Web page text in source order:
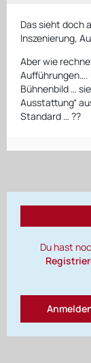
Das sieht doch
Inszenierung,
Aber wie
Aufführungen….
Bühnenbild …
Ausstattung“
Standard … ??
Du hast